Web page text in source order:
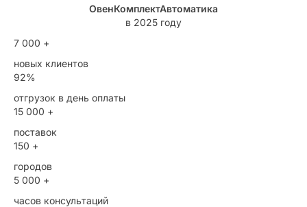
ОвенКомплектАвтоматика
в 2025 году
7 000 +
новых клиентов
92%
отгрузок в день оплаты
15 000 +
поставок
150 +
городов
5 000 +
часов консультаций